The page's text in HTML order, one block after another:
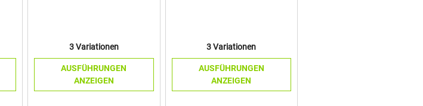
3 Variationen
AUSFÜHRUNGEN
ANZEIGEN
3 Variationen
AUSFÜHRUNGEN
ANZEIGEN